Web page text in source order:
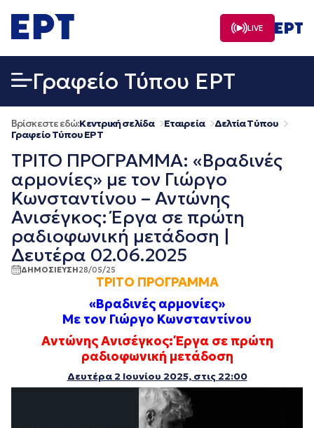
σε
περιεχόμενο
LIVE
Γραφείο Τύπου ΕΡΤ
Βρίσκεστε εδώ:Κεντρική σελίδα Εταιρεία
Δελτία Τύπου
Γραφείο Τύπου ΕΡΤ
ΤΡΙΤΟ ΠΡΟΓΡΑΜΜΑ: «Βραδινές
αρμονίες» με τον Γιώργο
Κωνσταντίνου – Αντώνης
Ανισέγκος: Έργα σε πρώτη
ραδιοφωνική μετάδοση |
Δευτέρα 02.06.2025
ΔΗΜΟΣΙΕΥΣΗ28/05/25
ΤΡΙΤΟ ΠΡΟΓΡΑΜΜΑ
«Βραδινές αρμονίες»
Με τον Γιώργο Κωνσταντίνου
Αντώνης Ανισέγκος: Έργα σε πρώτη
ραδιοφωνική μετάδοση
Δευτέρα 2 Ιουνίου 2025, στις 22:00